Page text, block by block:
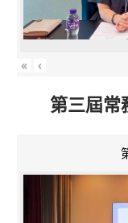
« ‹
第三屆